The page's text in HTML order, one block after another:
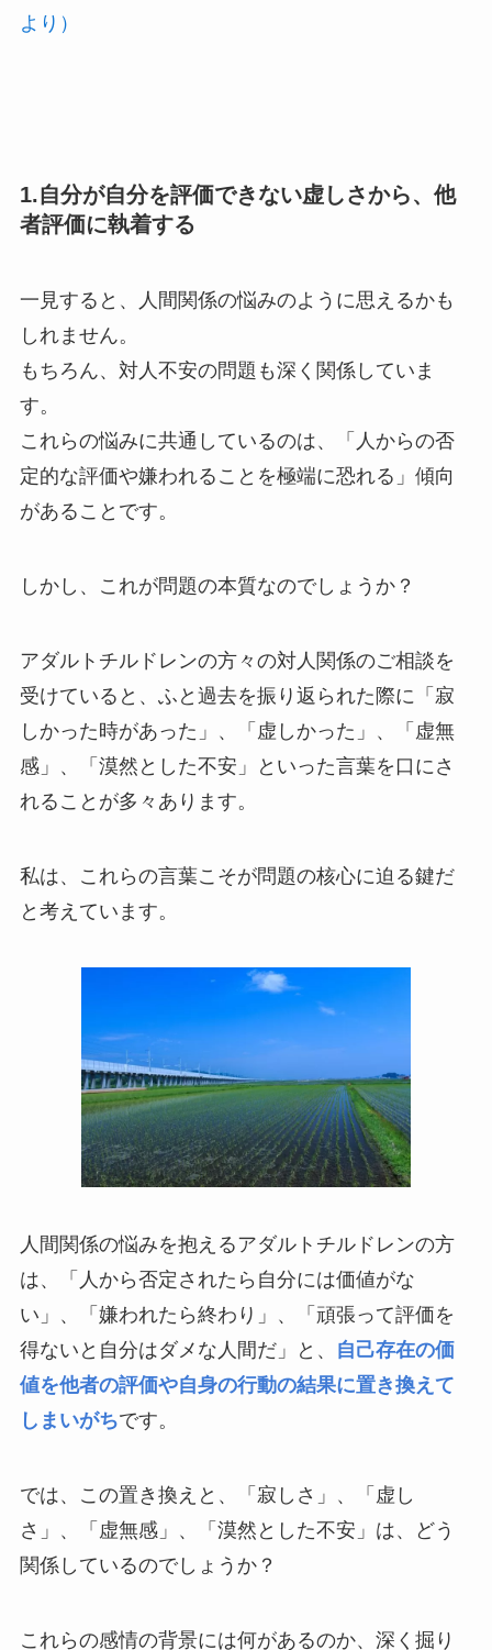
より）
1.自分が自分を評価できない虚しさから、他
者評価に執着する
一見すると、人間関係の悩みのように思えるかも
しれません。
もちろん、対人不安の問題も深く関係していま
す。
これらの悩みに共通しているのは、「人からの否
定的な評価や嫌われることを極端に恐れる」傾向
があることです。
しかし、これが問題の本質なのでしょうか？
アダルトチルドレンの方々の対人関係のご相談を
受けていると、ふと過去を振り返られた際に「寂
しかった時があった」、「虚しかった」、「虚無
感」、「漠然とした不安」といった言葉を口にさ
れることが多々あります。
私は、これらの言葉こそが問題の核心に迫る鍵だ
と考えています。
人間関係の悩みを抱えるアダルトチルドレンの方
は、「人から否定されたら自分には価値がな
い」、「嫌われたら終わり」、「頑張って評価を
得ないと自分はダメな人間だ」と、
自己存在の価
値を他者の評価や自身の行動の結果に置き換えて
しまいがちです。
では、この置き換えと、「寂しさ」、「虚し
さ」、「虚無感」、「漠然とした不安」は、どう
関係しているのでしょうか？
これらの感情の背景には何があるのか、深く掘り